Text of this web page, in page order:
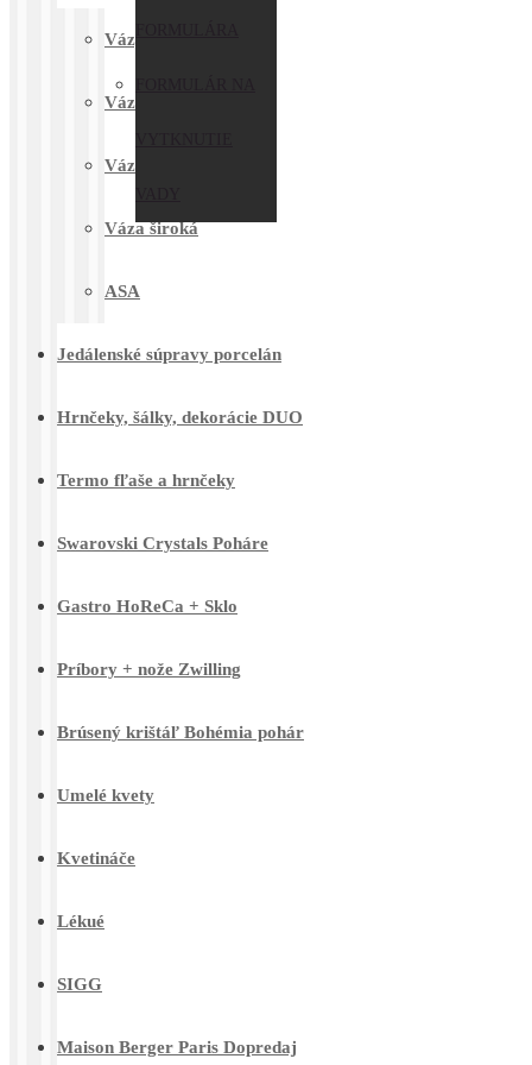
Vázy hranaté
Váza úzka
Váza s reliefom
Váza široká
ASA
Jedálenské súpravy porcelán
Hrnčeky, šálky, dekorácie DUO
Termo fľaše a hrnčeky
Swarovski Crystals Poháre
Gastro HoReCa + Sklo
Príbory + nože Zwilling
Brúsený krištáľ Bohémia pohár
Umelé kvety
Kvetináče
Lékué
SIGG
Maison Berger Paris Dopredaj